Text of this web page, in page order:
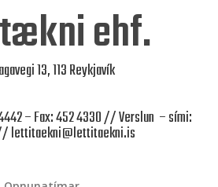
ehf.
13, 113 Reykjavík
– Fax: 452 4330 // Verslun – sími:
lettitaekni@lettitaekni.is